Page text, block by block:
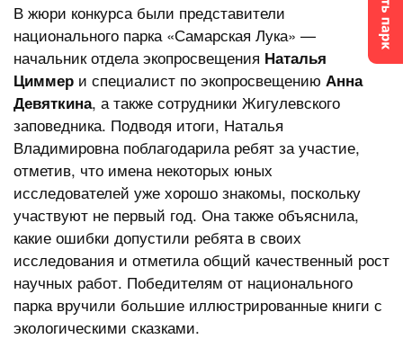
В жюри конкурса были представители
национального парка «Самарская Лука» —
начальник отдела экопросвещения Наталья
Циммер и специалист по экопросвещению Анна
Девяткина, а также сотрудники Жигулевского
заповедника. Подводя итоги, Наталья
Владимировна поблагодарила ребят за участие,
отметив, что имена некоторых юных
исследователей уже хорошо знакомы, поскольку
участвуют не первый год. Она также объяснила,
какие ошибки допустили ребята в своих
исследования и отметила общий качественный рост
научных работ. Победителям от национального
парка вручили большие иллюстрированные книги с
экологическими сказками.